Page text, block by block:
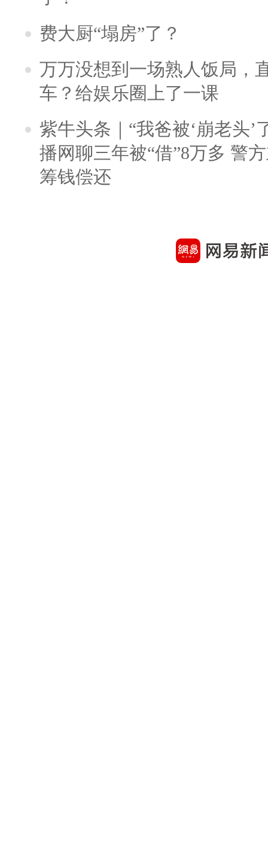
费大厨“塌房”了？
万万没想到一场熟人饭局，
车？给娱乐圈上了一课
紫牛头条｜“我爸被‘崩老头’
播网聊三年被“借”8万多 警
筹钱偿还